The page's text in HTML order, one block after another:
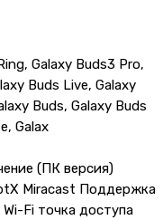
Galaxy Buds3 Pro,
Buds Live, Galaxy
Buds, Galaxy Buds
Galax
(ПК версия)
Miracast Поддержка
Fi точка доступа